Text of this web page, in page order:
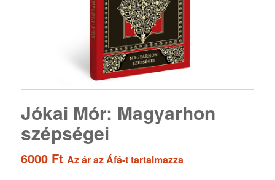
Jókai Mór: Magyarhon
szépségei
6000 Ft Az ár az Áfá-t tartalmazza